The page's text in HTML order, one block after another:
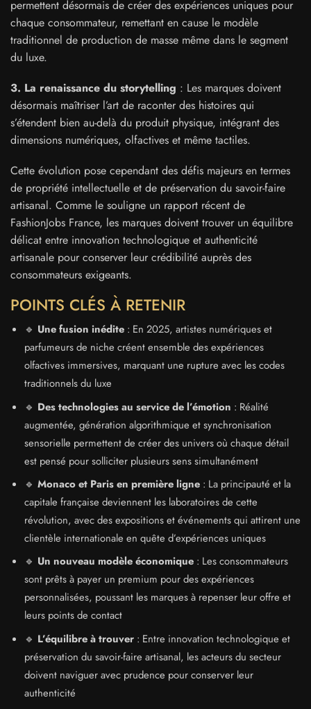
permettent désormais de créer des expériences uniques pour
chaque consommateur, remettant en cause le modèle
traditionnel de production de masse même dans le segment
du luxe.
3. La renaissance du storytelling : Les marques doivent
désormais maîtriser l’art de raconter des histoires qui
s’étendent bien au-delà du produit physique, intégrant des
dimensions numériques, olfactives et même tactiles.
Cette évolution pose cependant des défis majeurs en termes
de propriété intellectuelle et de préservation du savoir-faire
artisanal. Comme le souligne un rapport récent de
FashionJobs France, les marques doivent trouver un équilibre
délicat entre innovation technologique et authenticité
artisanale pour conserver leur crédibilité auprès des
consommateurs exigeants.
POINTS CLÉS À RETENIR
🔹 Une fusion inédite : En 2025, artistes numériques et
parfumeurs de niche créent ensemble des expériences
olfactives immersives, marquant une rupture avec les codes
traditionnels du luxe
🔹 Des technologies au service de l’émotion : Réalité
augmentée, génération algorithmique et synchronisation
sensorielle permettent de créer des univers où chaque détail
est pensé pour solliciter plusieurs sens simultanément
🔹 Monaco et Paris en première ligne : La principauté et la
capitale française deviennent les laboratoires de cette
révolution, avec des expositions et événements qui attirent une
clientèle internationale en quête d’expériences uniques
🔹 Un nouveau modèle économique : Les consommateurs
sont prêts à payer un premium pour des expériences
personnalisées, poussant les marques à repenser leur offre et
leurs points de contact
🔹 L’équilibre à trouver : Entre innovation technologique et
préservation du savoir-faire artisanal, les acteurs du secteur
doivent naviguer avec prudence pour conserver leur
authenticité